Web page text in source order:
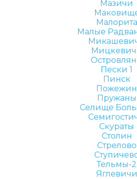
Мазичи
Малорита
Малые
Пески 1
Пинск
Пожежин
Пружаны
Селище
Скураты
Столин
Стрелово
Тельмы-2
Яглевичи